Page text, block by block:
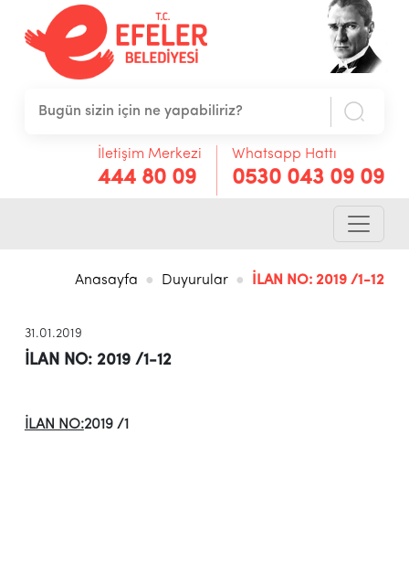
İletişim Merkezi
444 80 09
Whatsapp Hattı
0530 043 09 09
Anasayfa Duyurular İLAN NO: 2019 /1-12
31.01.2019
İLAN NO: 2019 /1-12
İLAN NO:2019 /1